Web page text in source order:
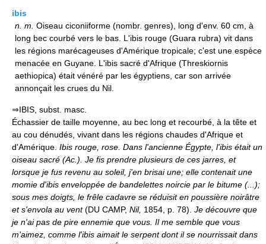
ibis
n. m. Oiseau ciconiiforme (nombr. genres), long d'env. 60 cm, à
long bec courbé vers le bas. L'ibis rouge (Guara rubra) vit dans
les régions marécageuses d'Amérique tropicale; c'est une espèce
menacée en Guyane. L'ibis sacré d'Afrique (Threskiornis
aethiopica) était vénéré par les égyptiens, car son arrivée
annonçait les crues du Nil.
⇒IBIS, subst. masc.
Échassier de taille moyenne, au bec long et recourbé, à la tête et
au cou dénudés, vivant dans les régions chaudes d'Afrique et
d'Amérique. Ibis rouge, rose. Dans l'ancienne Égypte, l'ibis était un
oiseau sacré (Ac. ). Je fis prendre plusieurs de ces jarres, et
lorsque je fus revenu au soleil, j'en brisai une; elle contenait une
momie d'ibis enveloppée de bandelettes noircie par le bitume (...);
sous mes doigts, le frêle cadavre se réduisit en poussière noirâtre
et s'envola au vent(DU CAMP, Nil, 1854, p. 78). Je découvre que
je n'ai pas de pire ennemie que vous. Il me semble que vous
m'aimez, comme l'ibis aimait le serpent dont il se nourrissait dans